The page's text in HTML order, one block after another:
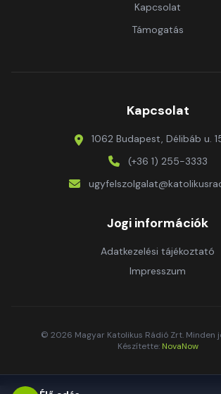
Kapcsolat
Támogatás
Kapcsolat
1062 Budapest, Délibáb u.
(+36 1) 255-3333
Jogi információk
Adatkezelési tájékoztató
Impresszum
© 2026 Magyar Katolikus Rádió Zrt. Minden
Készítette: NovaNow